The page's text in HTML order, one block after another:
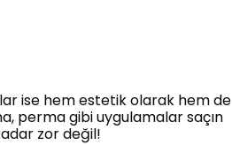
ise hem estetik olarak hem de
perma gibi uygulamalar saçın
zor değil!